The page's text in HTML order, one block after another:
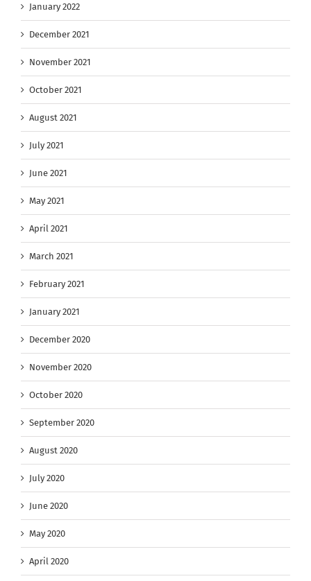
January 2022
December 2021
November 2021
October 2021
August 2021
July 2021
June 2021
May 2021
April 2021
March 2021
February 2021
January 2021
December 2020
November 2020
October 2020
September 2020
August 2020
July 2020
June 2020
May 2020
April 2020